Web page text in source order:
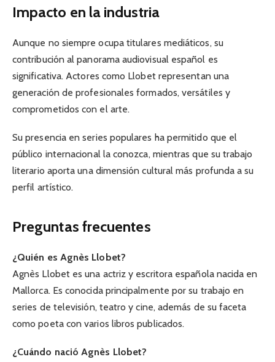
Impacto en la industria
Aunque no siempre ocupa titulares mediáticos, su
contribución al panorama audiovisual español es
significativa. Actores como Llobet representan una
generación de profesionales formados, versátiles y
comprometidos con el arte.
Su presencia en series populares ha permitido que el
público internacional la conozca, mientras que su trabajo
literario aporta una dimensión cultural más profunda a su
perfil artístico.
Preguntas frecuentes
¿Quién es Agnès Llobet?
Agnès Llobet es una actriz y escritora española nacida en
Mallorca. Es conocida principalmente por su trabajo en
series de televisión, teatro y cine, además de su faceta
como poeta con varios libros publicados.
¿Cuándo nació Agnès Llobet?